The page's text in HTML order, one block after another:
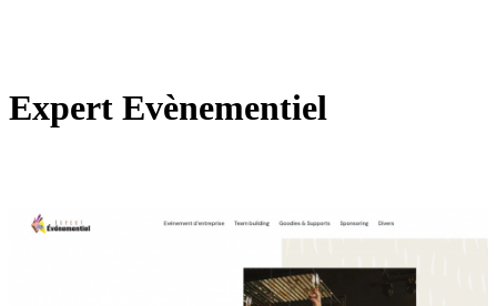
Expert Evènementiel